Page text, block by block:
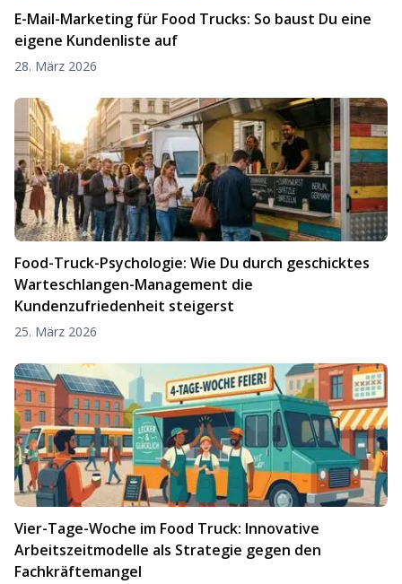
E-Mail-Marketing für Food Trucks: So baust Du eine
eigene Kundenliste auf
28. März 2026
Food-Truck-Psychologie: Wie Du durch geschicktes
Warteschlangen-Management die
Kundenzufriedenheit steigerst
25. März 2026
Vier-Tage-Woche im Food Truck: Innovative
Arbeitszeitmodelle als Strategie gegen den
Fachkräftemangel